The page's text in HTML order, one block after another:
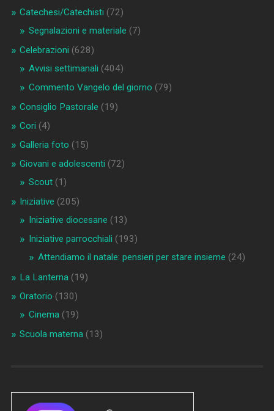
Catechesi/Catechisti (72)
Segnalazioni e materiale (7)
Celebrazioni (628)
Avvisi settimanali (404)
Commento Vangelo del giorno (79)
Consiglio Pastorale (19)
Cori (4)
Galleria foto (15)
Giovani e adolescenti (72)
Scout(1)
Iniziative (205)
Iniziative diocesane (13)
Iniziative parrocchiali (193)
Attendiamo il natale: pensieri per stare insieme (24)
La Lanterna(19)
Oratorio (130)
Cinema(19)
Scuola materna(13)